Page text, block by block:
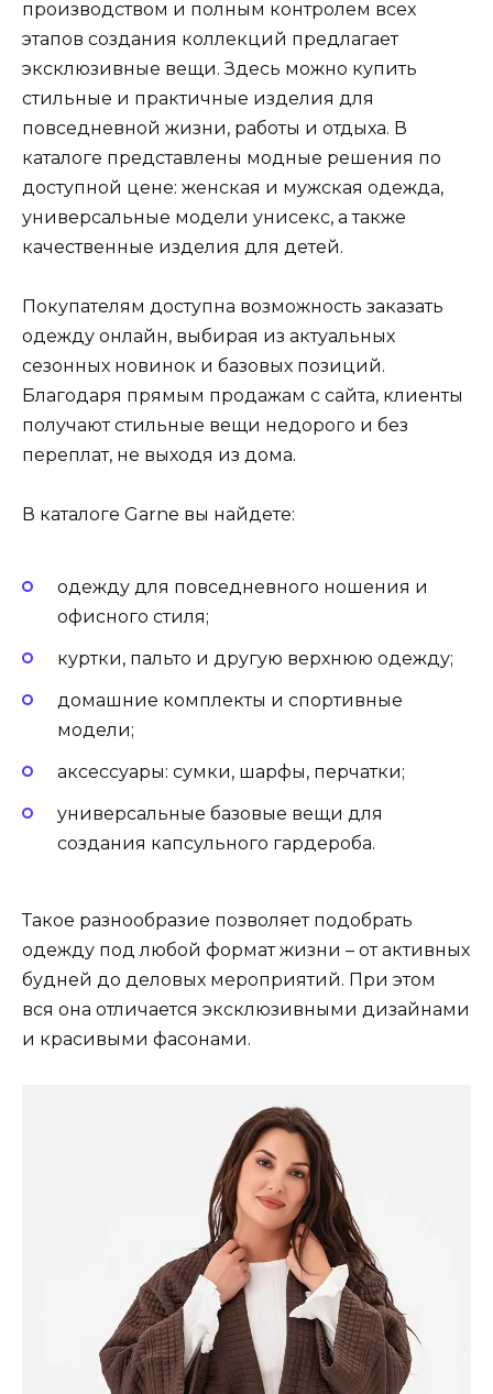
производством и полным контролем всех
этапов создания коллекций предлагает
эксклюзивные вещи. Здесь можно купить
стильные и практичные изделия для
повседневной жизни, работы и отдыха. В
каталоге представлены модные решения по
доступной цене: женская и мужская одежда,
универсальные модели унисекс, а также
качественные изделия для детей.
Покупателям доступна возможность заказать
одежду онлайн, выбирая из актуальных
сезонных новинок и базовых позиций.
Благодаря прямым продажам с сайта, клиенты
получают стильные вещи недорого и без
переплат, не выходя из дома.
В каталоге Garne вы найдете:
одежду для повседневного ношения и
офисного стиля;
куртки, пальто и другую верхнюю одежду;
домашние комплекты и спортивные
модели;
аксессуары: сумки, шарфы, перчатки;
универсальные базовые вещи для
создания капсульного гардероба.
Такое разнообразие позволяет подобрать
одежду под любой формат жизни – от активных
будней до деловых мероприятий. При этом
вся она отличается эксклюзивными дизайнами
и красивыми фасонами.